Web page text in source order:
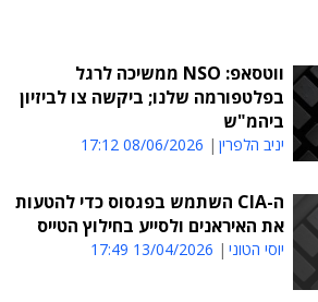
ווטסאפ: NSO ממשיכה לרגל
בפלטפורמה שלנו; ביקשה צו לביזיון
ביהמ"ש
יניב הלפרין 08/06/2026 17:12
ה-CIA השתמש בפגסוס כדי להטעות
את האיראנים ולסייע בחילוץ הטייס
יוסי הטוני 13/04/2026 17:49